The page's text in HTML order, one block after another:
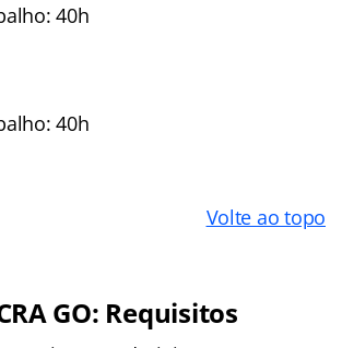
40h
40h
Volte ao topo
GO: Requisitos